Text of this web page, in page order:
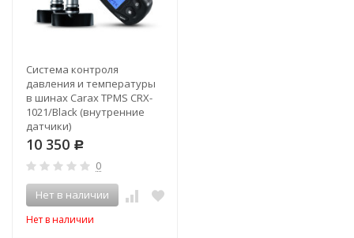
Система контроля
давления и температуры
в шинах Carax TPMS CRX-
1021/Black (внутренние
датчики)
10 350 Р
0
Нет в наличии
Нет в наличии